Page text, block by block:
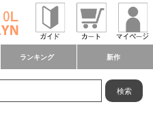
ランキング 新作
検索